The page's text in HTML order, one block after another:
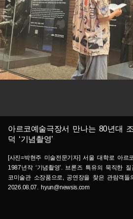
아르코예술극장서 만나는 80년대
덕 ‘기념촬영’
[사진=박현주 미술전문기자] 서울 대학로 아르
1987년작 ‘기념촬영’. 브론즈 특유의 묵직한
코미술관 소장품으로, 공연장을 찾은 관람객
2026.08.07. hyun@newsis.com